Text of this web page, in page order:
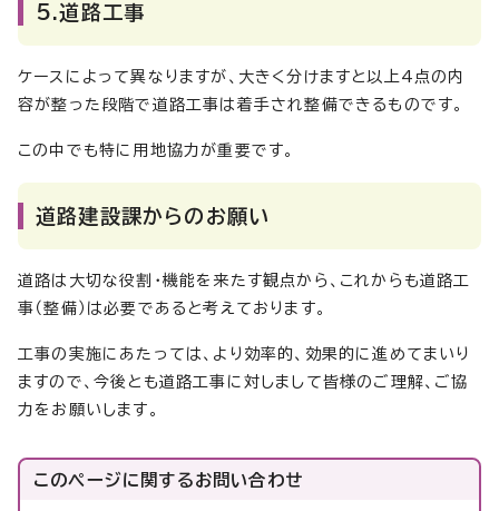
5.道路工事
ケースによって異なりますが、大きく分けますと以上4点の内
容が整った段階で道路工事は着手され整備できるものです。
この中でも特に用地協力が重要です。
道路建設課からのお願い
道路は大切な役割・機能を来たす観点から、これからも道路工
事（整備）は必要であると考えております。
工事の実施にあたっては、より効率的、効果的に進めてまいり
ますので、今後とも道路工事に対しまして皆様のご理解、ご協
力をお願いします。
このページに関するお問い合わせ